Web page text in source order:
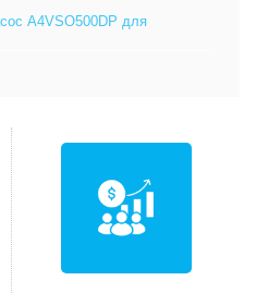
A4VSO500DP для